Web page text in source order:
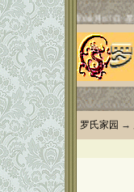
罗氏家园 →